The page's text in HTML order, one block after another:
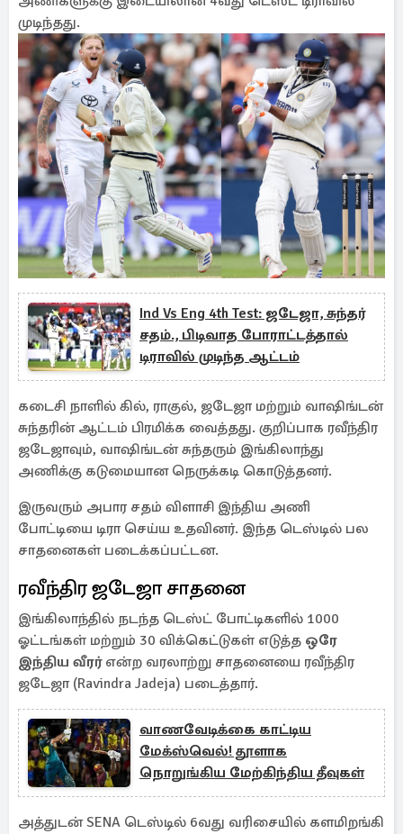
முடிந்தது.
Ind Vs Eng 4th Test: ஜடேஜா, சுந்தர்
சதம்., பிடிவாத போராட்டத்தால்
டிராவில் முடிந்த ஆட்டம்
கடைசி நாளில் கில், ராகுல், ஜடேஜா மற்றும் வாஷிங்டன்
சுந்தரின் ஆட்டம் பிரமிக்க வைத்தது. குறிப்பாக ரவீந்திர
ஜடேஜாவும், வாஷிங்டன் சுந்தரும் இங்கிலாந்து
அணிக்கு கடுமையான நெருக்கடி கொடுத்தனர்.
இருவரும் அபார சதம் விளாசி இந்திய அணி
போட்டியை டிரா செய்ய உதவினர். இந்த டெஸ்டில் பல
சாதனைகள் படைக்கப்பட்டன.
ரவீந்திர ஜடேஜா சாதனை
இங்கிலாந்தில் நடந்த டெஸ்ட் போட்டிகளில் 1000
ஓட்டங்கள் மற்றும் 30 விக்கெட்டுகள் எடுத்த ஒரே
இந்திய வீரர்என்ற வரலாற்று சாதனையை ரவீந்திர
ஜடேஜா (Ravindra Jadeja) படைத்தார்.
வாணவேடிக்கை காட்டிய
மேக்ஸ்வெல்! தூளாக
நொறுங்கிய மேற்கிந்திய தீவுகள்
அத்துடன் SENA டெஸ்டில் 6வது வரிசையில் களமிறங்கி